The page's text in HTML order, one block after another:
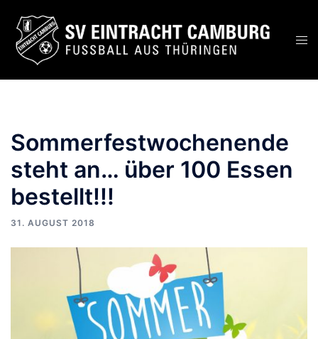
Inhalt
springen
Sommerfestwochenende
steht an… über 100 Essen
bestellt!!!
31. AUGUST 2018